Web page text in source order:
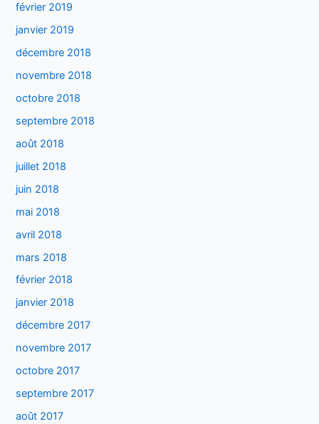
février 2019
janvier 2019
décembre 2018
novembre 2018
octobre 2018
septembre 2018
août 2018
juillet 2018
juin 2018
mai 2018
avril 2018
mars 2018
février 2018
janvier 2018
décembre 2017
novembre 2017
octobre 2017
septembre 2017
août 2017